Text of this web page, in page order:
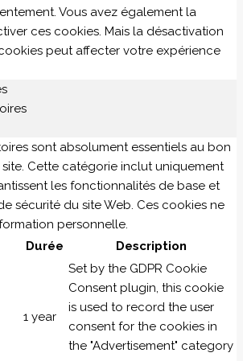
Vous avez également la
ces cookies. Mais la désactivation
peut affecter votre expérience
sont absolument essentiels au bon
Cette catégorie inclut uniquement
les fonctionnalités de base et
sécurité du site Web. Ces cookies ne
personnelle.
Durée Description
1 year
Set by the GDPR Cookie
Consent plugin, this cookie
is used to record the user
consent for the cookies in
the "Advertisement" category